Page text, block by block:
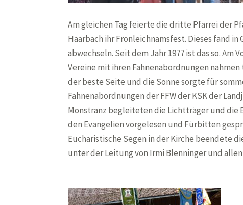
Am gleichen Tag feierte die dritte Pfarrei der
Haarbach ihr Fronleichnamsfest. Dieses fand
abwechseln. Seit dem Jahr 1977 ist das so.
Vereine mit ihren Fahnenabordnungen
der beste Seite und die Sonne sorgte für
Fahnenabordnungen der FFW der KSK der
Monstranz begleiteten die Lichtträger und die
den Evangelien vorgelesen und Fürbitten
Eucharistische Segen in der Kirche beendete
unter der Leitung von Irmi Blenninger und